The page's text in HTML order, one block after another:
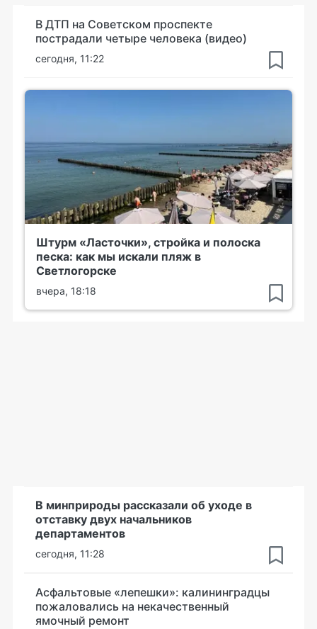
В ДТП на Советском проспекте
пострадали четыре человека (видео)
сегодня, 11:22
Штурм «Ласточки», стройка и полоска
песка: как мы искали пляж в
Светлогорске
вчера, 18:18
В минприроды рассказали об уходе в
отставку двух начальников
департаментов
сегодня, 11:28
Асфальтовые «лепешки»: калининградцы
пожаловались на некачественный
ямочный ремонт